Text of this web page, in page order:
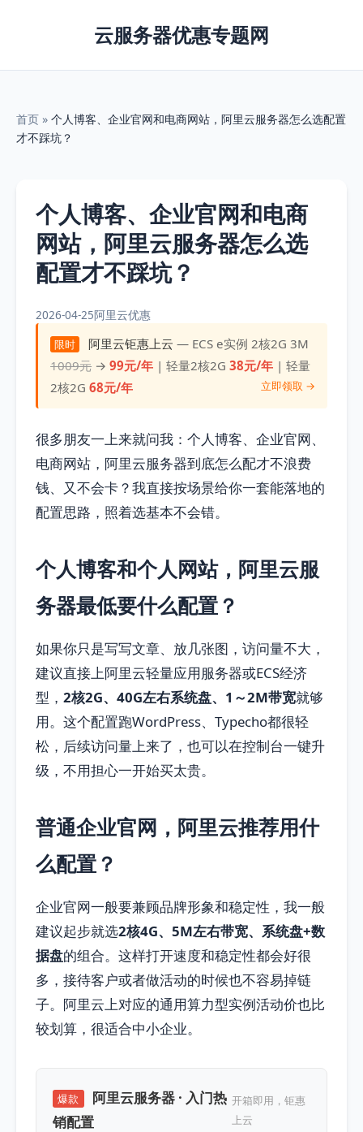
云服务器优惠专题网
首页 » 个人博客、企业官网和电商网站，阿里云服务器怎么选配置
才不踩坑？
个人博客、企业官网和电商
网站，阿里云服务器怎么选
配置才不踩坑？
2026-04-25阿里云优惠
限时 阿里云钜惠上云 — ECS e实例 2核2G 3M
1009元 →99元/年 | 轻量2核2G38元/年 | 轻量
2核2G68元/年 立即领取 →
很多朋友一上来就问我：个人博客、企业官网、
电商网站，阿里云服务器到底怎么配才不浪费
钱、又不会卡？我直接按场景给你一套能落地的
配置思路，照着选基本不会错。
个人博客和个人网站，阿里云服
务器最低要什么配置？
如果你只是写写文章、放几张图，访问量不大，
建议直接上阿里云轻量应用服务器或ECS经济
型， 2核2G、40G左右系统盘、1～2M带宽就够
用。这个配置跑WordPress、Typecho都很轻
松，后续访问量上来了，也可以在控制台一键升
级，不用担心一开始买太贵。
普通企业官网，阿里云推荐用什
么配置？
企业官网一般要兼顾品牌形象和稳定性，我一般
建议起步就选2核4G、5M左右带宽、系统盘+数
据盘的组合。这样打开速度和稳定性都会好很
多，接待客户或者做活动的时候也不容易掉链
子。阿里云上对应的通用算力型实例活动价也比
较划算，很适合中小企业。
爆款
阿里云服务器 · 入门热
销配置
开箱即用，钜惠
上云